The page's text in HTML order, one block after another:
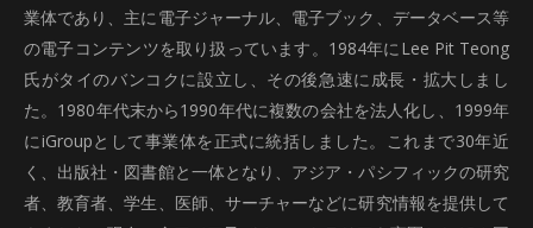
業体であり、主に電子ジャーナル、電子ブック、データベース等
の電子コンテンツを取り扱っています。1984年にLee Pit Teong
氏がタイのバンコクに設立し、その後急速に成長・拡大しまし
た。1980年代末から1990年代に複数の会社を法人化し、1999年
にiGroupとして事業体を正式に統括しました。これまで30年近
く、出版社・図書館と一体となり、アジア・パシフィックの研究
者、教育者、学生、医師、サーチャーなどに研究情報を提供して